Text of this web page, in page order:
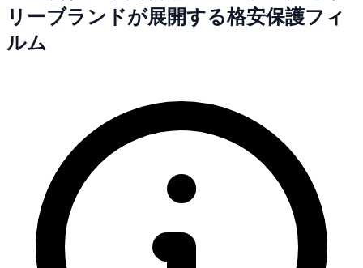
リーブランドが展開する格安保護フィ
ルム